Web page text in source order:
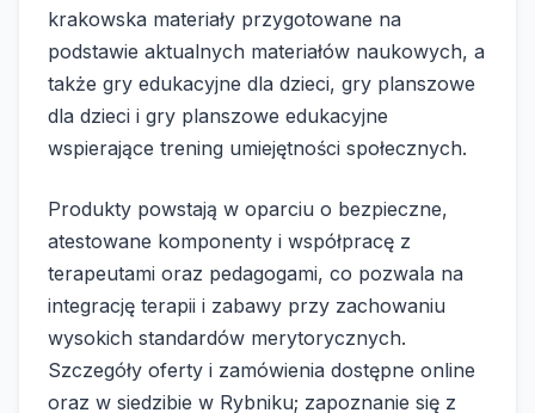
krakowska materiały przygotowane na
podstawie aktualnych materiałów naukowych, a
także gry edukacyjne dla dzieci, gry planszowe
dla dzieci i gry planszowe edukacyjne
wspierające trening umiejętności społecznych.
Produkty powstają w oparciu o bezpieczne,
atestowane komponenty i współpracę z
terapeutami oraz pedagogami, co pozwala na
integrację terapii i zabawy przy zachowaniu
wysokich standardów merytorycznych.
Szczegóły oferty i zamówienia dostępne online
oraz w siedzibie w Rybniku; zapoznanie się z